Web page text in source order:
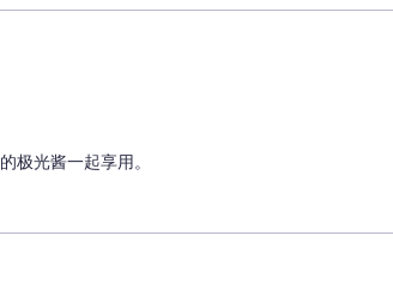
极光酱一起享用。